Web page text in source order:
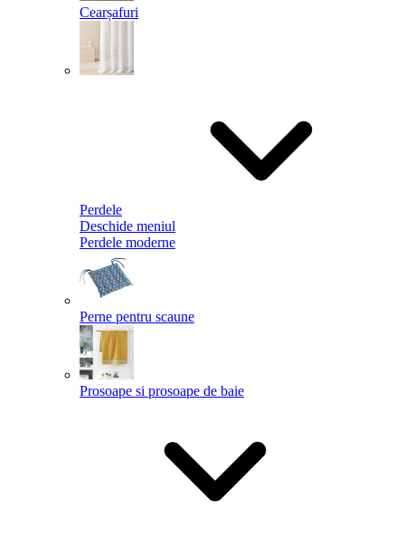
Cearșafuri
Perdele
Deschide meniul
Perdele moderne
Perne pentru scaune
Prosoape si prosoape de baie